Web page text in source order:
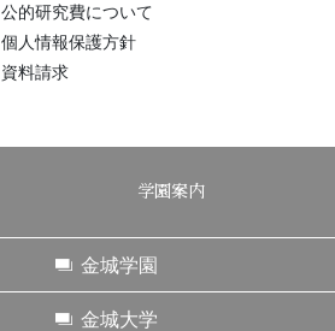
公的研究費について
個人情報保護方針
資料請求
学園案内
金城学園
金城大学